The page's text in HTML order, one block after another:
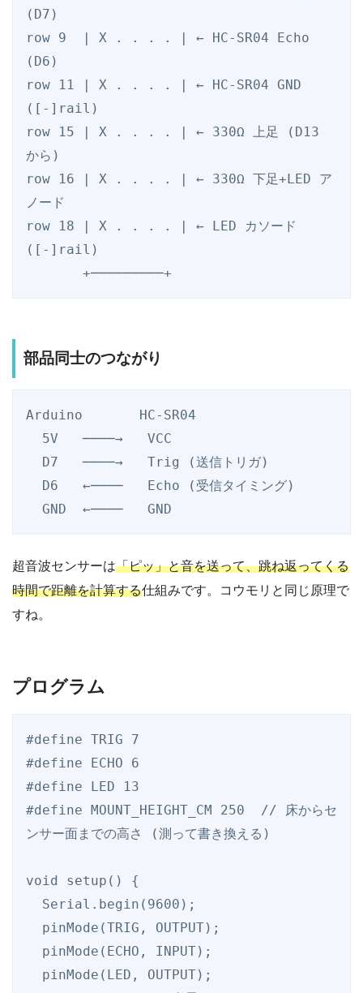
(D7)
row 9  | X . . . . | ← HC-SR04 Echo
(D6)
row 11 | X . . . . | ← HC-SR04 GND
([-]rail)
row 15 | X . . . . | ← 330Ω 上足 (D13
から)
row 16 | X . . . . | ← 330Ω 下足+LED ア
ノード
row 18 | X . . . . | ← LED カソード
([-]rail)
部品同士のつながり
Arduino       HC-SR04
超音波センサーは「ピッ」と音を送って、跳ね返ってくる
時間で距離を計算する仕組みです。コウモリと同じ原理で
すね。
プログラム
#define TRIG 7
#define ECHO 6
#define LED 13
#define MOUNT_HEIGHT_CM 250  // 床からセ
ンサー面までの高さ (測って書き換える)
void setup() {